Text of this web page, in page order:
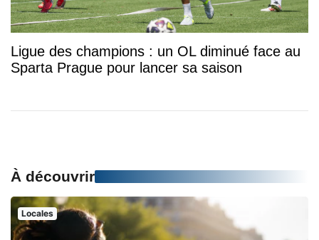
Ligue des champions : un OL diminué face au
Sparta Prague pour lancer sa saison
À découvrir
Locales